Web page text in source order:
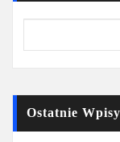
Ostatnie Wpisy